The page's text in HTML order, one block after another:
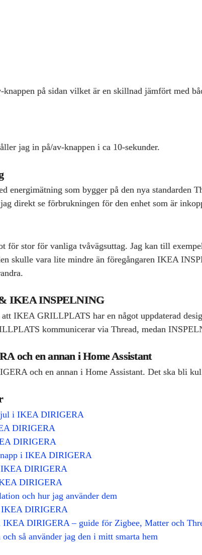
på sidan vilket är en skillnad jämfört med
jag in på/av-knappen i ca 10-sekunder.
som bygger på den nya standarden
direkt se förbrukningen för den enhet som är
för stor för vanliga tvåvägsuttag. Jag kan till
skulle vara lite mindre än föregångaren IKEA
IKEA INSPELNING
IKEA GRILLPLATS har en något uppdaterad
kommunicerar via Thread, medan
och en annan i Home Assistant
och en annan i Home Assistant. Det ska bli kul
i IKEA DIRIGERA
DIRIGERA
DIRIGERA
i IKEA DIRIGERA
DIRIGERA
DIRIGERA
och hur jag använder dem
DIRIGERA
DIRIGERA – guide för Zigbee, Matter och
så använder jag den i mitt smarta hem